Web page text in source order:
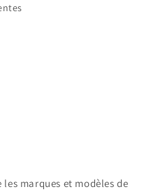
marques et modèles de